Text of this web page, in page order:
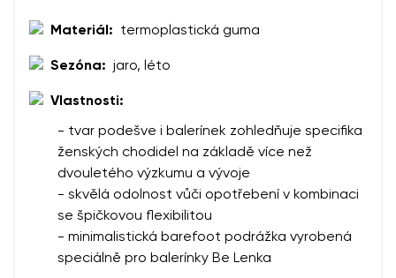
Materiál: termoplastická guma
Sezóna: jaro, léto
Vlastnosti:
- tvar podešve i balerínek zohledňuje specifika
ženských chodidel na základě více než
dvouletého výzkumu a vývoje
- skvělá odolnost vůči opotřebení v kombinaci
se špičkovou flexibilitou
- minimalistická barefoot podrážka vyrobená
speciálně pro balerínky Be Lenka